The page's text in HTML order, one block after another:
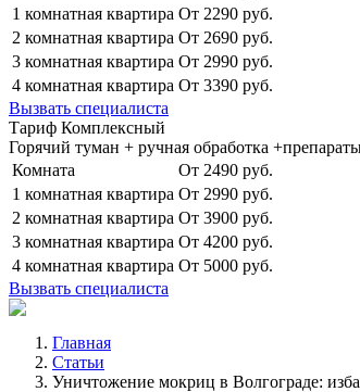
1 комнатная квартира От 2290 руб.
2 комнатная квартира От 2690 руб.
3 комнатная квартира От 2990 руб.
4 комнатная квартира От 3390 руб.
Вызвать специалиста
Тариф Комплексный
Горячий туман + ручная обработка
Комната
От 2490 руб.
1 комнатная квартира От 2990 руб.
2 комнатная квартира От 3900 руб.
3 комнатная квартира От 4200 руб.
4 комнатная квартира От 5000 руб.
Вызвать специалиста
Главная
Статьи
Уничтожение мокриц в Волгограде: